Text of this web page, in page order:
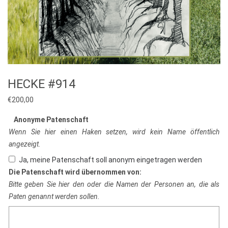
HECKE #914
€200,00
Anonyme Patenschaft
Wenn Sie hier einen Haken setzen, wird kein Name öffentlich
angezeigt.
Ja, meine Patenschaft soll anonym eingetragen werden
Die Patenschaft wird übernommen von:
Bitte geben Sie hier den oder die Namen der Personen an, die als
Paten genannt werden sollen.